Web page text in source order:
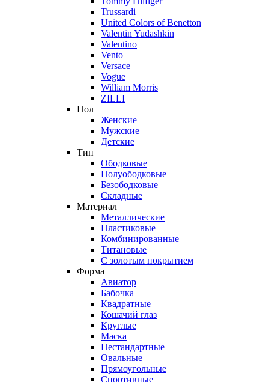
Trussardi
United Colors of Benetton
Valentin Yudashkin
Valentino
Vento
Versace
Vogue
William Morris
ZILLI
Пол
Женские
Мужские
Детские
Тип
Ободковые
Полуободковые
Безободковые
Складные
Материал
Металлические
Пластиковые
Комбинированные
Титановые
С золотым покрытием
Форма
Авиатор
Бабочка
Квадратные
Кошачий глаз
Круглые
Маска
Нестандартные
Овальные
Прямоугольные
Спортивные